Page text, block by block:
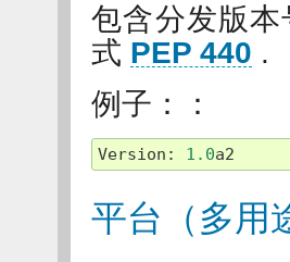
包含分发版
式 PEP 440 .
例子：：
Version : 1.0a2
平台（多用